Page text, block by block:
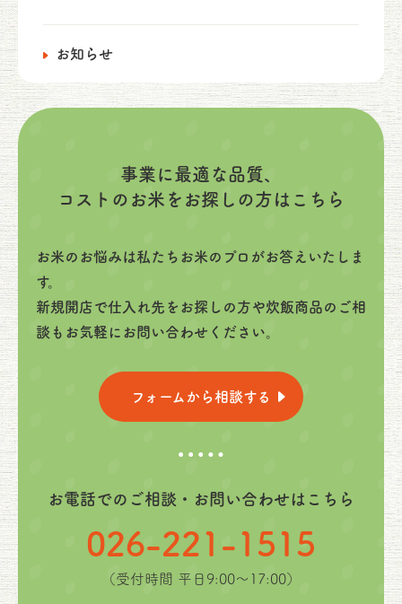
お知らせ
事業に最適な品質、
コストのお米をお探しの方はこちら
お米のお悩みは私たちお米のプロがお答えいたしま
す。
新規開店で仕入れ先をお探しの方や炊飯商品のご相
談もお気軽にお問い合わせください。
フォームから相談する
お電話でのご相談・お問い合わせはこちら
026-221-1515
（受付時間 平日9:00〜17:00）